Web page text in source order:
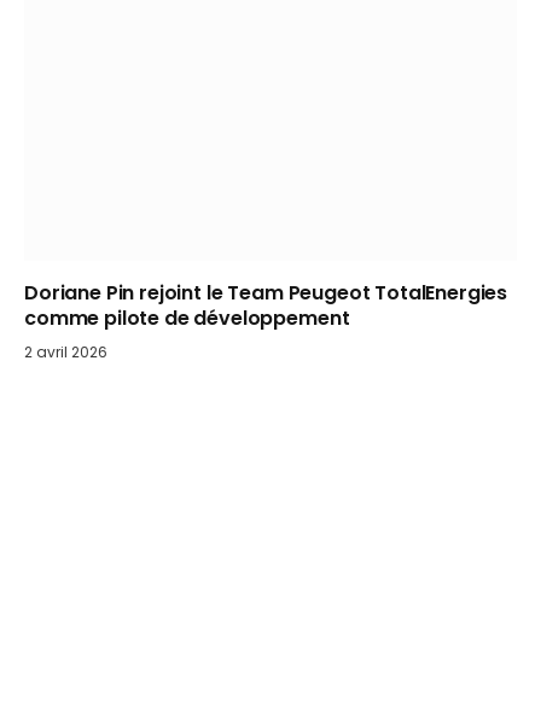
Doriane Pin rejoint le Team Peugeot TotalEnergies
comme pilote de développement
2 avril 2026